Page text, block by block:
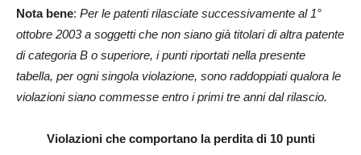
Nota bene: Per le patenti rilasciate successivamente al 1°
ottobre 2003 a soggetti che non siano già titolari di altra patente
di categoria B o superiore, i punti riportati nella presente
tabella, per ogni singola violazione, sono raddoppiati qualora le
violazioni siano commesse entro i primi tre anni dal rilascio.
Violazioni che comportano la perdita di 10 punti